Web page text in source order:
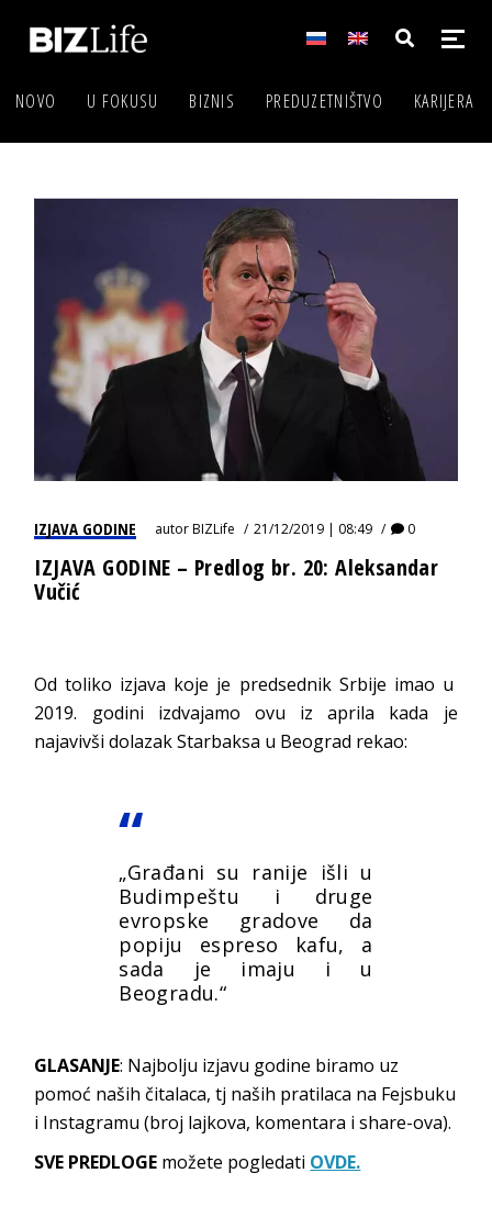
NOVO U FOKUSU BIZNIS PREDUZETNIŠTVO KARIJERA
IZJAVA GODINE autorBIZLife 21/12/2019 | 08:49 0
IZJAVA GODINE – Predlog br. 20: Aleksandar
Vučić
Od toliko izjava koje je predsednik Srbije imao u
2019. godini izdvajamo ovu iz aprila kada je
najavivši dolazak Starbaksa u Beograd rekao:
„Građani su ranije išli u
Budimpeštu i druge
evropske gradove da
popiju espreso kafu, a
sada je imaju i u
Beogradu.“
GLASANJE: Najbolju izjavu godine biramo uz
pomoć naših čitalaca, tj naših pratilaca na Fejsbuku
i Instagramu (broj lajkova, komentara i share-ova).
SVE PREDLOGE možete pogledati OVDE.